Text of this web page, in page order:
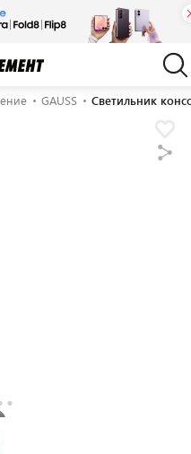
GAUSS Светильник